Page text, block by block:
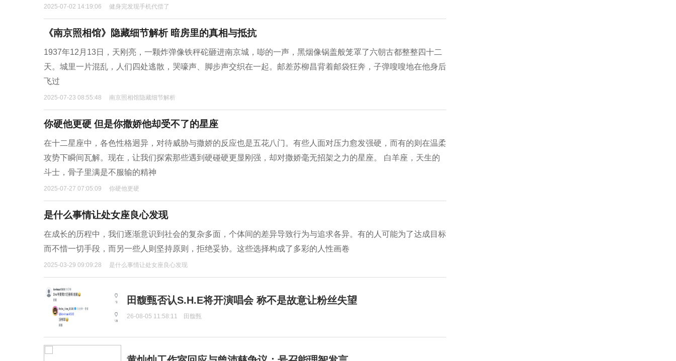
2025-07-02 14:19:06 健身完发现手机代偿了
《南京照相馆》隐藏细节解析 暗房里的真相与抵抗
1937年12月13日，天刚亮，一颗炸弹像铁秤砣砸进南京城，嘭的一声，黑烟像锅盖般笼罩了六朝古都整整四十二
天。城里一片混乱，人们四处逃散，哭嚎声、脚步声交织在一起。邮差苏柳昌背着邮袋狂奔，子弹嗖嗖地在他身后
飞过
2025-07-23 08:55:48 南京照相馆隐藏细节解析
你硬他更硬 但是你撒娇他却受不了的星座
在十二星座中，各色性格迥异，对待威胁与撒娇的反应也是五花八门。有些人面对压力愈发强硬，而有的则在温柔
攻势下瞬间瓦解。现在，让我们探索那些遇到硬碰硬更显刚强，却对撒娇毫无招架之力的星座。 白羊座，天生的
斗士，骨子里满是不服输的精神
2025-07-27 07:05:09 你硬他更硬
是什么事情让处女座良心发现
在成长的历程中，我们逐渐意识到社会的复杂多面，个体间的差异导致行为与追求各异。有的人可能为了达成目标
而不惜一切手段，而另一些人则坚持原则，拒绝妥协。这些选择构成了多彩的人性画卷
2025-03-29 09:09:28 是什么事情让处女座良心发现
田馥甄否认S.H.E将开演唱会 称不是故意让粉丝失望
26-08-05 11:58:11 田馥甄